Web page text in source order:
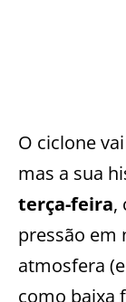
O ciclone
mas a sua
terça-feira,
pressão em
atmosfera
como baixa